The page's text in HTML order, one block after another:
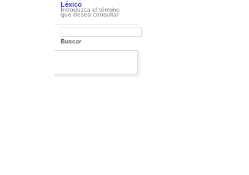
Léxico
Introduzca el término
que desea consultar